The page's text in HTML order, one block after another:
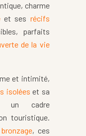
charme
et ses récifs
parfaits
de la vie
et intimité,
isolées et sa
cadre
touristique.
bronzage, ces